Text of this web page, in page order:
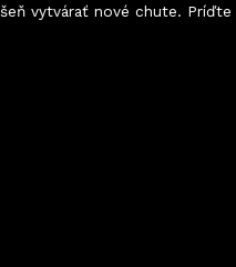
vytvárať nové chute.